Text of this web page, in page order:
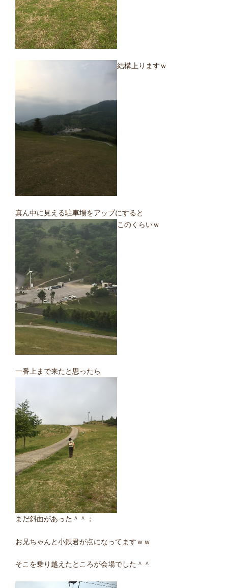
結構上りますｗ
真ん中に見える駐車場をアップにすると
このくらいｗ
一番上まで来たと思ったら
まだ斜面があった＾＾；
お兄ちゃんと小鉄君が点になってますｗｗ
そこを乗り越えたところが会場でした＾＾